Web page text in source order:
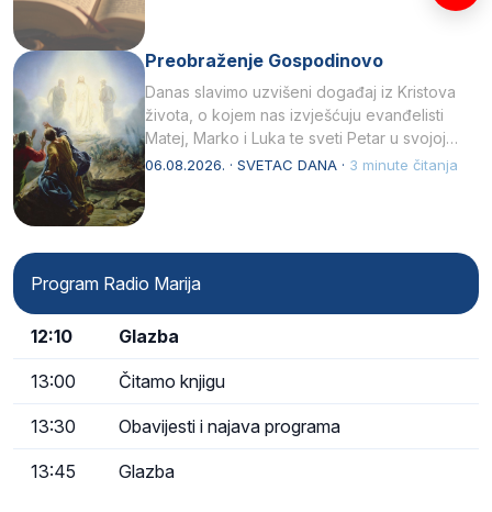
Preobraženje Gospodinovo
Danas slavimo uzvišeni događaj iz Kristova
života, o kojem nas izvješćuju evanđelisti
Matej, Marko i Luka te sveti Petar u svojoj
drugoj…
06.08.2026. · SVETAC DANA · 3 minute čitanja
Program Radio Marija
12:10 Glazba
13:00 Čitamo knjigu
13:30 Obavijesti i najava programa
13:45 Glazba